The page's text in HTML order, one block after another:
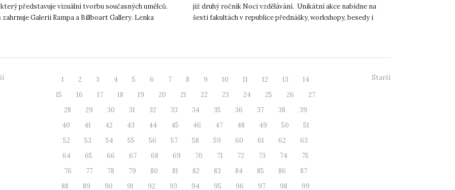
který představuje vizuální tvorbu současných umělců.
zahrnuje Galerii Rampa a Billboart Gallery. Lenka
již druhý ročník Noci vzdělávání. Unikátní akce nabídne na
šesti fakultách v republice přednášky, workshopy, besedy i
1 2 3 4 5 6 7 8 9 10 11 12 13
14
15
16 17 18 19 20 21 22 23 24 25 26
27
28
29 30 31 32 33 34 35 36 37 38
39
40
41 42 43 44 45 46 47 48 49 50
51
52
53 54 55 56 57 58 59 60 61 62
63
64
65 66 67 68 69 70 71 72 73 74
75
76
77 78 79 80 81 82 83 84 85 86
87
88
89 90 91 92 93 94 95 96 97 98 99
Starší